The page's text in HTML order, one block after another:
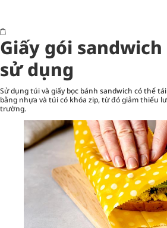
Giấy gói
sử dụng
Sử dụng túi và giấy bọc bánh sandwich có thể
bằng nhựa và túi có khóa zip, từ đó giảm thiểu
trường.